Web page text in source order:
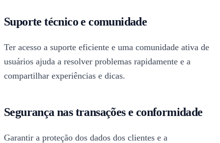
Suporte técnico e comunidade
Ter acesso a suporte eficiente e uma comunidade ativa de
usuários ajuda a resolver problemas rapidamente e a
compartilhar experiências e dicas.
Segurança nas transações e conformidade
Garantir a proteção dos dados dos clientes e a